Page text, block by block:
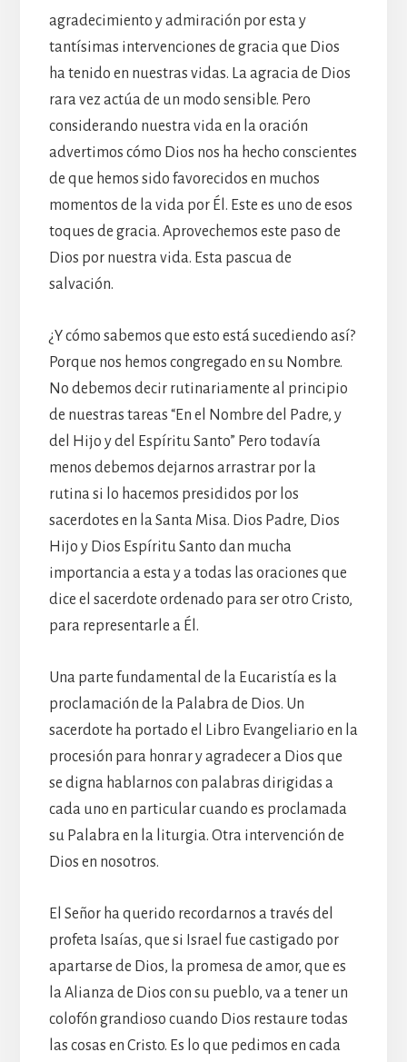
agradecimiento y admiración por esta y
tantísimas intervenciones de gracia que Dios
ha tenido en nuestras vidas. La agracia de Dios
rara vez actúa de un modo sensible. Pero
considerando nuestra vida en la oración
advertimos cómo Dios nos ha hecho conscientes
de que hemos sido favorecidos en muchos
momentos de la vida por Él. Este es uno de esos
toques de gracia. Aprovechemos este paso de
Dios por nuestra vida. Esta pascua de
salvación.
¿Y cómo sabemos que esto está sucediendo así?
Porque nos hemos congregado en su Nombre.
No debemos decir rutinariamente al principio
de nuestras tareas “En el Nombre del Padre, y
del Hijo y del Espíritu Santo” Pero todavía
menos debemos dejarnos arrastrar por la
rutina si lo hacemos presididos por los
sacerdotes en la Santa Misa. Dios Padre, Dios
Hijo y Dios Espíritu Santo dan mucha
importancia a esta y a todas las oraciones que
dice el sacerdote ordenado para ser otro Cristo,
para representarle a Él.
Una parte fundamental de la Eucaristía es la
proclamación de la Palabra de Dios. Un
sacerdote ha portado el Libro Evangeliario en la
procesión para honrar y agradecer a Dios que
se digna hablarnos con palabras dirigidas a
cada uno en particular cuando es proclamada
su Palabra en la liturgia. Otra intervención de
Dios en nosotros.
El Señor ha querido recordarnos a través del
profeta Isaías, que si Israel fue castigado por
apartarse de Dios, la promesa de amor, que es
la Alianza de Dios con su pueblo, va a tener un
colofón grandioso cuando Dios restaure todas
las cosas en Cristo. Es lo que pedimos en cada